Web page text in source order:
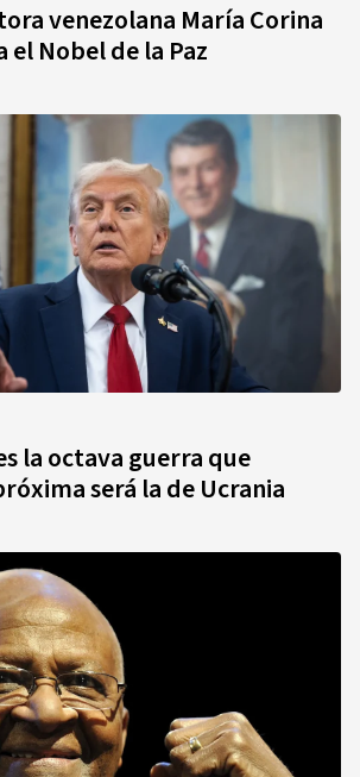
venezolana María Corina
el Nobel de la Paz
la octava guerra que
será la de Ucrania